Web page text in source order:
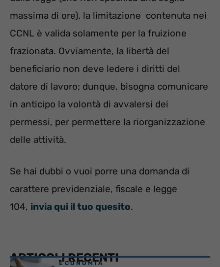
massima di ore), la limitazione contenuta nei
CCNL è valida solamente per la fruizione
frazionata. Ovviamente, la libertà del
beneficiario non deve ledere i diritti del
datore di lavoro; dunque, bisogna comunicare
in anticipo la volontà di avvalersi dei
permessi, per permettere la riorganizzazione
delle attività.
Se hai dubbi o vuoi porre una domanda di
carattere previdenziale, fiscale e legge
104, invia qui il tuo quesito.
ARTICOLI RECENTI
ECONOMIA